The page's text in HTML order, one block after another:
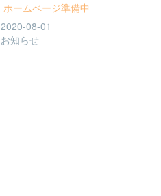
ホームページ準備中
2020-08-01
お知らせ